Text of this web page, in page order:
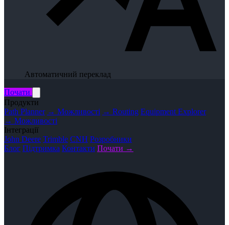
Автоматичний переклад
Почати
Продукти
Path Planner → Можливості → Routing Equipment Explorer
→ Можливості
Інтеграції
John Deere Trimble CNH Розробники
Блог Підтримка Контакти Почати →